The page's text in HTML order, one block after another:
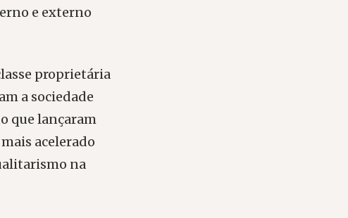
e externo
proprietária
a sociedade
que lançaram
acelerado
na